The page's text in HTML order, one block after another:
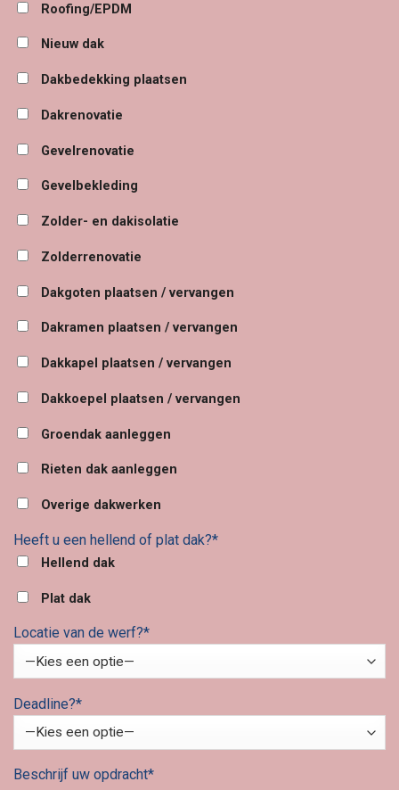
Roofing/EPDM
Nieuw dak
Dakbedekking plaatsen
Dakrenovatie
Gevelrenovatie
Gevelbekleding
Zolder- en dakisolatie
Zolderrenovatie
Dakgoten plaatsen / vervangen
Dakramen plaatsen / vervangen
Dakkapel plaatsen / vervangen
Dakkoepel plaatsen / vervangen
Groendak aanleggen
Rieten dak aanleggen
Overige dakwerken
Heeft u een hellend of plat dak?*
Hellend dak
Plat dak
Locatie van de werf?*
Deadline?*
Beschrijf uw opdracht*